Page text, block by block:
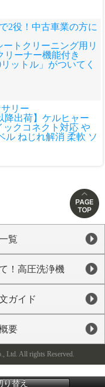
2役！中古車業の方に
トクリーニング用リ
リーナー機能付き
ットル」がついてく
リー
降出荷】ケルヒャー
クコネクト対応 や
ル ねじれ解消 柔軟 ソ
覧
！高圧洗浄機
ガイド
要
Ltd. All rights Reserved.
り替え